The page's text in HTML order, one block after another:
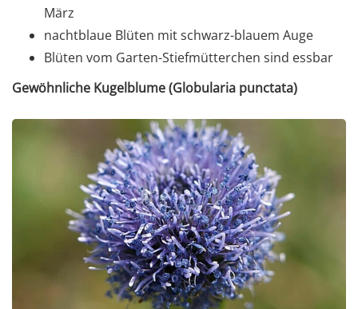
März
nachtblaue Blüten mit schwarz-blauem Auge
Blüten vom Garten-Stiefmütterchen sind essbar
Gewöhnliche Kugelblume (Globularia punctata)